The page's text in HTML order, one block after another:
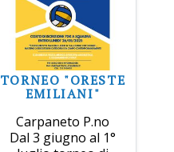
TORNEO "ORESTE
EMILIANI"
Carpaneto P.no
Dal 3 giugno al 1°